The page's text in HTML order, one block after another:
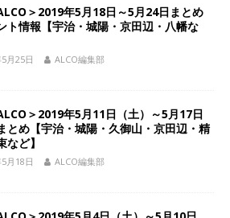
＞2019年5月18日～5月24日まとめ
ト情報【宇治・城陽・京田辺・八幡な
月25日 ALCO編集部
＞2019年5月11日（土）～5月17日
とめ【宇治・城陽・久御山・京田辺・精
など】
月18日 ALCO編集部